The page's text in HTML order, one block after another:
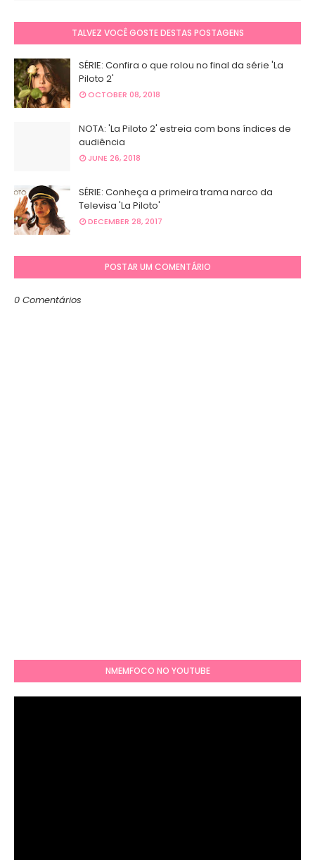
TALVEZ VOCÊ GOSTE DESTAS POSTAGENS
SÉRIE: Confira o que rolou no final da série 'La
Piloto 2'
OCTOBER 08, 2018
NOTA: 'La Piloto 2' estreia com bons índices de
audiência
JUNE 26, 2018
SÉRIE: Conheça a primeira trama narco da
Televisa 'La Piloto'
DECEMBER 28, 2017
POSTAR UM COMENTÁRIO
0 Comentários
NMEMFOCO NO YOUTUBE